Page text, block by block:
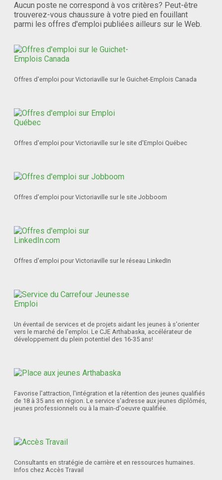
Aucun poste ne correspond à vos critères? Peut-être
trouverez-vous chaussure à votre pied en fouillant
parmi les offres d'emploi publiées ailleurs sur le Web.
Offres d'emploi pour Victoriaville sur le Guichet-Emplois Canada
Offres d'emploi pour Victoriaville sur le site d'Emploi Québec
Offres d'emploi pour Victoriaville sur le site Jobboom
Offres d'emploi pour Victoriaville sur le réseau LinkedIn
Un éventail de services et de projets aidant les jeunes à s'orienter
vers le marché de l'emploi. Le CJE Arthabaska, accélérateur de
développement du plein potentiel des 16-35 ans!
Favorise l'attraction, l'intégration et la rétention des jeunes qualifiés
de 18 à 35 ans en région. Le service s'adresse aux jeunes diplômés,
jeunes professionnels ou à la main-d'oeuvre qualifiée.
Consultants en stratégie de carrière et en ressources humaines.
Infos chez Accès Travail